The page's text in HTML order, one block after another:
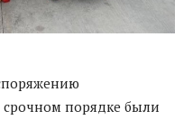
срочном порядке были